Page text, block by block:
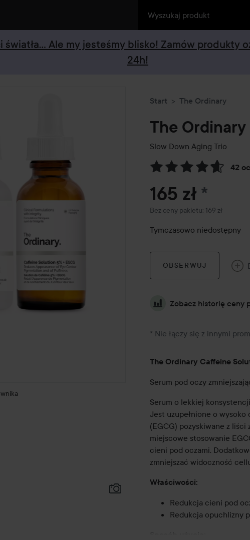
światła... Ale my jesteśmy blisko! Zamów produkty
24h!
Start The Ordinary
The Ordinary
Slow Down Aging Trio
42
Przejdź do Recenzje i
165 zł *
Bez ceny pakietu: 169 zł
Tymczasowo niedostępny
OBSERWUJ
Zobacz historię ceny
* Nie łączy się z innymi
The Ordinary Caffeine
Serum pod oczy
Serum o lekkiej
Jest uzupełnione o
(EGCG) pozyskiwane z liści
miejscowe stosowanie
cieni pod oczami.
zmniejszać widoczność
Właściwości:
Redukcja cieni pod
Redukcja opuchlizny